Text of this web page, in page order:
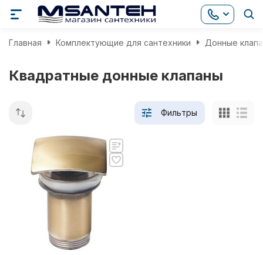
Главная Комплектующие для сантехники Донные
Квадратные донные клапаны
Фильтры